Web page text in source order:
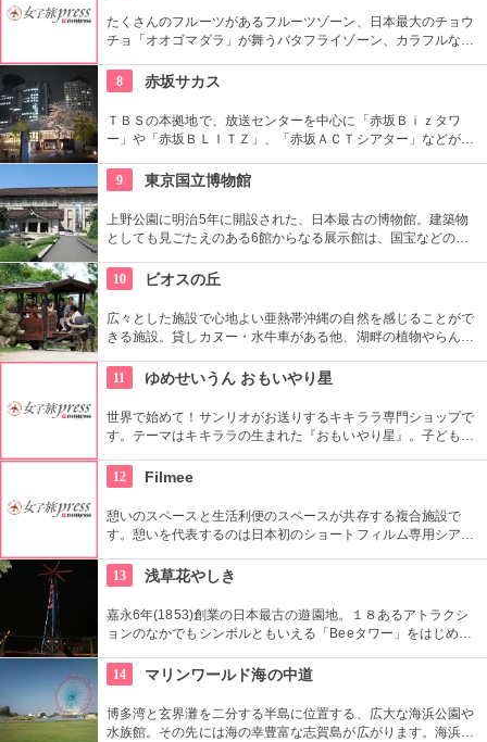
たくさんのフルーツがあるフルーツゾーン、日本最大のチョウ
チョ「オオゴマダラ」が舞うバタフライゾーン、カラフルな鳥
いるショッピングゾーンの４つのゾーンが楽しめます。
8 赤坂サカス
ＴＢＳの本拠地で、放送センターを中心に「赤坂Ｂｉｚタワ
ー」や「赤坂ＢＬＩＴＺ」、「赤坂ＡＣＴシアター」などが揃
9
東京国立博物館
上野公園に明治5年に開設された、日本最古の博物館。建築物
としても見ごたえのある6館からなる展示館は、国宝などの歴
す。オリジナルグッズを販売するミュージアムショップや食事
もできるカフェなども併設されています。
10 ビオスの丘
広々とした施設で心地よい亜熱帯沖縄の自然を感じることがで
きる施設。貸しカヌー・水牛車がある他、湖畔の植物やらんの
1230円（入園＋乗船セット））もおすすめ。
11 ゆめせいうん おもいやり星
世界で始めて！サンリオがお送りするキキララ専門ショップで
す。テーマはキキララの生まれた『おもいやり星』。子どもか
12
Filmee
憩いのスペースと生活利便のスペースが共存する複合施設で
す。憩いを代表するのは日本初のショートフィルム専用シアタ
ほどのユニークな作品を観ることができます。作品を楽しんだ
後は、生活利便のためのスーパーマーケットでそのままお買い
物できます。
13 浅草花やしき
嘉永6年(1853)創業の日本最古の遊園地。１８あるアトラクシ
ョンのなかでもシンボルともいえる「Beeタワー」をはじめ、
が揃う。
14 マリンワールド海の中道
博多湾と玄界灘を二分する半島に位置する、広大な海浜公園や
水族館。その先には海の幸豊富な志賀島が広がります。海浜公